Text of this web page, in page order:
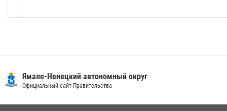
Ямало-Ненецкий автономный округ
Официальный сайт Правительства